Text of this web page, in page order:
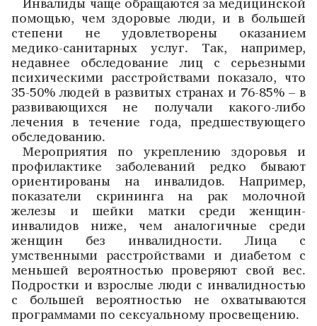
помощью, чем здоровые люди, и в большей
степени не удовлетворены оказанием
медико-санитарных услуг. Так, например,
недавнее обследование лиц с серьезными
психическими расстройствами показало, что
35-50% людей в развитых странах и 76-85% – в
развивающихся не получали какого-либо
лечения в течение года, предшествующего
обследованию.
Мероприятия по укреплению здоровья и
профилактике заболеваний редко бывают
ориентированы на инвалидов. Например,
показатели скрининга на рак молочной
железы и шейки матки среди женщин-
инвалидов ниже, чем аналогичные среди
женщин без инвалидности. Лица с
умственными расстройствами и диабетом с
меньшей вероятностью проверяют свой вес.
Подростки и взрослые люди с инвалидностью
с большей вероятностью не охватываются
программами по сексуальному просвещению.